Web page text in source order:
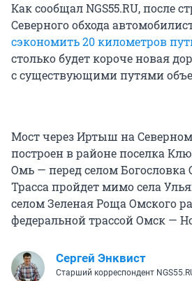
Как сообщал NGS55.RU, после
Северного обхода
сэкономить 20 километров
столько будет короче новая
с существующими путями
Мост через Иртыш на Северном
построен в районе поселка
Омь — перед селом Богословка
Трасса пройдет мимо села
селом Зеленая Роща Омского
федеральной трассой Омск —
Сергей Энквист
Старший корреспондент